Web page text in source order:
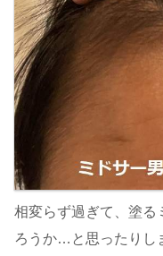
相変らず過ぎて、塗る
ろうか…と思ったりし